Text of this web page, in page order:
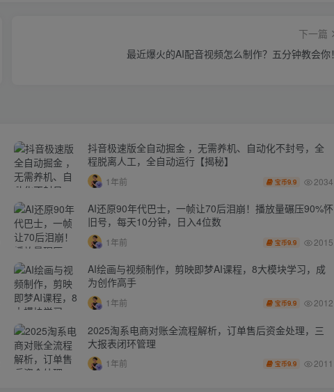
下一篇
最近爆火的AI配音视频怎么制作？五分钟教会你！
抖音极速版全自动掘金 ，无需养机、自动化不封号，全
程脱离人工，全自动运行【揭秘】
1年前 宝币9.9 2034
AI还原90年代巴士，一帧让70后泪崩！播放量碾压90%怀
旧号，每天10分钟，日入4位数
1年前 宝币9.9 2015
AI绘画与视频制作，剪映即梦AI课程，8大模块学习，成
为创作高手
1年前 宝币9.9 2012
2025淘系电商对账全流程解析，订单售后资金处理，三
大报表闭环管理
1年前 宝币9.9 2011